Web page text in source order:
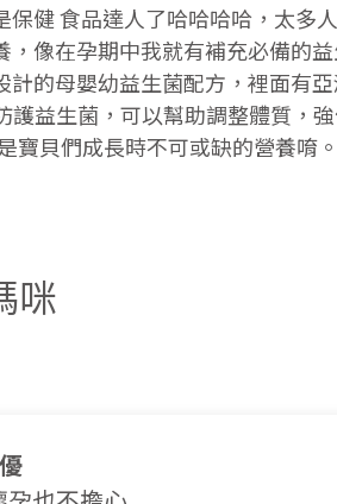
保健 食品達人了哈哈哈哈，太多
，像在孕期中我就有補充必備的
計的母嬰幼益生菌配方，裡面有
護益生菌，可以幫助調整體質，
寶貝們成長時不可或缺的營養唷。
咪